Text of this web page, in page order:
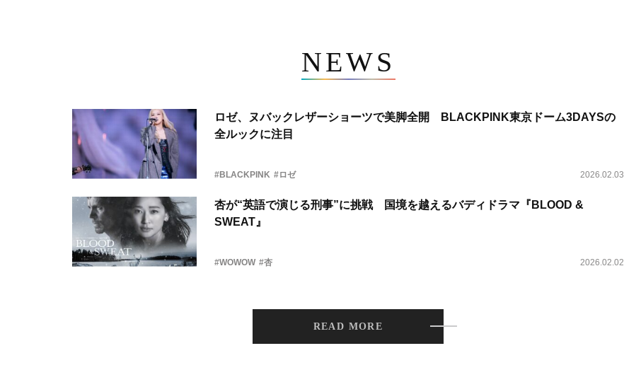
NEWS
ロゼ、ヌバックレザーショーツで美脚全開 BLACKPINK東京ドーム3DAYSの
全ルックに注目
#BLACKPINK #ロゼ 2026.02.03
杏が“英語で演じる刑事”に挑戦 国境を越えるバディドラマ『BLOOD &
SWEAT』
#WOWOW #杏 2026.02.02
READ MORE